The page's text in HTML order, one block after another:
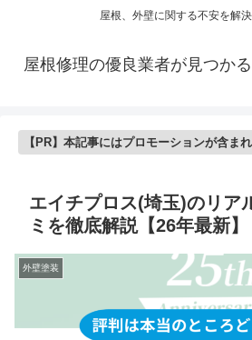
屋根、外壁に関する不安を解決
屋根修理の優良業者が見つか
【PR】本記事にはプロモーションが含ま
エイチプロス(埼玉)のリア
ミを徹底解説【26年最新】
外壁塗装